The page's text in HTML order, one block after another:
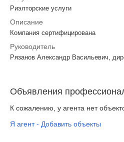
Риэлторские услуги
Описание
Компания сертифицирована
Руководитель
Рязанов Александр Васильевич,
Объявления
К сожалению, у агента нет
Я агент - Добавить объекты